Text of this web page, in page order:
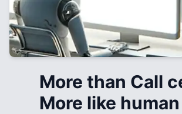
More than Call
More like human